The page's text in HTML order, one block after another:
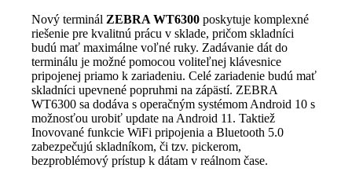
Nový terminál ZEBRA WT6300 poskytuje komplexné
riešenie pre kvalitnú prácu v sklade, pričom skladníci
budú mať maximálne voľné ruky. Zadávanie dát do
terminálu je možné pomocou voliteľnej klávesnice
pripojenej priamo k zariadeniu. Celé zariadenie budú mať
skladníci upevnené popruhmi na zápästí. ZEBRA
WT6300 sa dodáva s operačným systémom Android 10 s
možnosťou urobiť update na Android 11. Taktiež
Inovované funkcie WiFi pripojenia a Bluetooth 5.0
zabezpečujú skladníkom, či tzv. pickerom,
bezproblémový prístup k dátam v reálnom čase.